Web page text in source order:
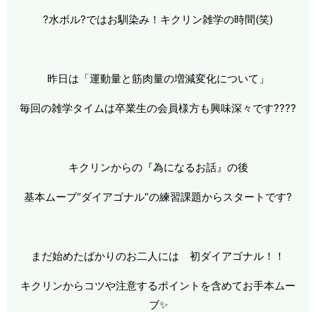
?水ボル?ではお馴染み！キクリン雑学の時間(笑)
昨日は「運動量と筋肉量の増減変化について」
毎回の雑学タイムは卒業生の会員様方も興味深々です????
キクリンからの『為になるお話』の後
基本ムーブ“ダイアゴナル”の練習課題からスタートです?
まだ始めたばかりのお二人には 初ダイアゴナル！！
キクリンからコツや注意するポイントを含めてお手本ムー
ブ✨